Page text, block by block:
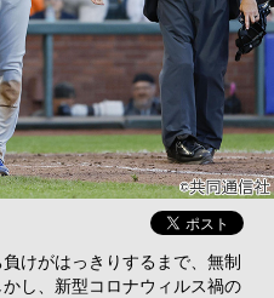
けがはっきりするまで、無制
し、新型コロナウィルス禍の